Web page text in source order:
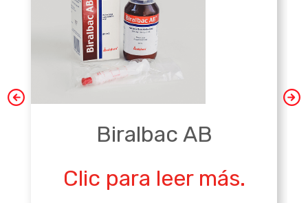
Biralbac AB
Clic para leer más.